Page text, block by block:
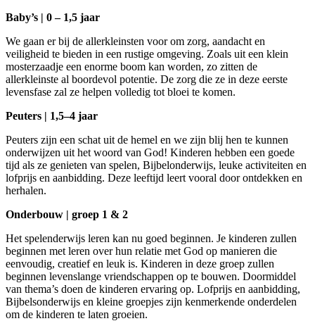
Baby’s | 0 – 1,5 jaar
We gaan er bij de allerkleinsten voor om zorg, aandacht en
veiligheid te bieden in een rustige omgeving. Zoals uit een klein
mosterzaadje een enorme boom kan worden, zo zitten de
allerkleinste al boordevol potentie. De zorg die ze in deze eerste
levensfase zal ze helpen volledig tot bloei te komen.
Peuters | 1,5–4 jaar
Peuters zijn een schat uit de hemel en we zijn blij hen te kunnen
onderwijzen uit het woord van God! Kinderen hebben een goede
tijd als ze genieten van spelen, Bijbelonderwijs, leuke activiteiten en
lofprijs en aanbidding. Deze leeftijd leert vooral door ontdekken en
herhalen.
Onderbouw | groep 1 & 2
Het spelenderwijs leren kan nu goed beginnen. Je kinderen zullen
beginnen met leren over hun relatie met God op manieren die
eenvoudig, creatief en leuk is. Kinderen in deze groep zullen
beginnen levenslange vriendschappen op te bouwen. Doormiddel
van thema’s doen de kinderen ervaring op. Lofprijs en aanbidding,
Bijbelsonderwijs en kleine groepjes zijn kenmerkende onderdelen
om de kinderen te laten groeien.